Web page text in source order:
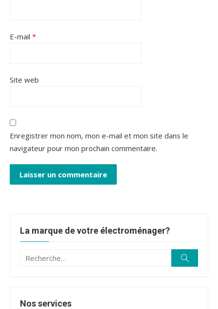
E-mail *
Site web
Enregistrer mon nom, mon e-mail et mon site dans le
navigateur pour mon prochain commentaire.
La marque de votre électroménager?
Recherche
Nos services